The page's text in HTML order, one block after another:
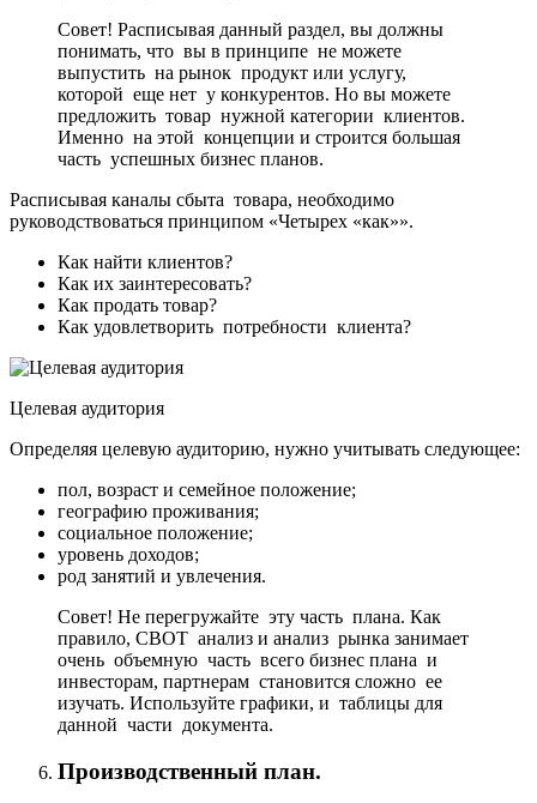
Совет! Расписывая данный раздел, вы должны
понимать, что вы в принципе не можете
выпустить на рынок продукт или услугу,
которой еще нет у конкурентов. Но вы можете
предложить товар нужной категории клиентов.
Именно на этой концепции и строится большая
часть успешных бизнес планов.
Расписывая каналы сбыта товара, необходимо
руководствоваться принципом «Четырех «как»».
Как найти клиентов?
Как их заинтересовать?
Как продать товар?
Как удовлетворить потребности клиента?
Целевая аудитория
Определяя целевую аудиторию, нужно учитывать следующее:
пол, возраст и семейное положение;
географию проживания;
социальное положение;
уровень доходов;
род занятий и увлечения.
Совет! Не перегружайте эту часть плана. Как
правило, СВОТ анализ и анализ рынка занимает
очень объемную часть всего бизнес плана и
инвесторам, партнерам становится сложно ее
изучать. Используйте графики, и таблицы для
данной части документа.
Производственный план.